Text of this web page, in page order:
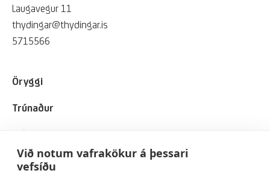
opener
opener
Laugavegur 11
thydingar@thydingar.is
5715566
Öryggi
Trúnaður
Viðskiptavinir
Um okkur
Við notum vafrakökur á þessari
vefsíðu